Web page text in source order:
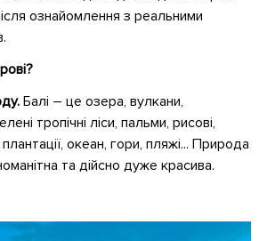
ознайомлення з реальними
Балі – це озера, вулкани,
тропічні ліси, пальми, рисові,
океан, гори, пляжі... Природа
та дійсно дуже красива.